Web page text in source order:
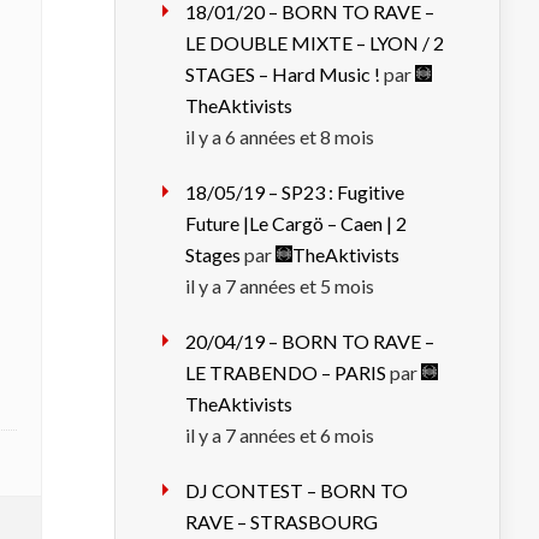
18/01/20 – BORN TO RAVE –
LE DOUBLE MIXTE – LYON / 2
STAGES – Hard Music ! par
TheAktivists
il y a 6 années et 8 mois
18/05/19 – SP23 : Fugitive
Future |Le Cargö – Caen | 2
Stages par
TheAktivists
il y a 7 années et 5 mois
20/04/19 – BORN TO RAVE –
LE TRABENDO – PARIS par
TheAktivists
il y a 7 années et 6 mois
DJ CONTEST – BORN TO
RAVE – STRASBOURG